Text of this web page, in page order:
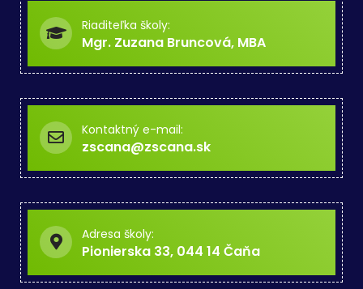
Riaditeľka školy:
Mgr. Zuzana Bruncová, MBA
Kontaktný e-mail:
zscana@zscana.sk
Adresa školy:
Pionierska 33, 044 14 Čaňa